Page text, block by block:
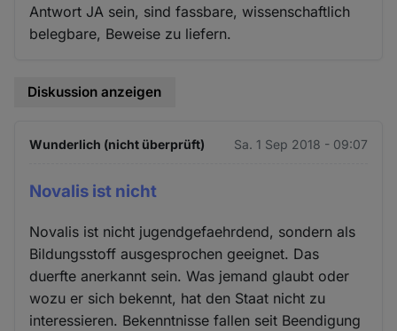
Antwort JA sein, sind fassbare, wissenschaftlich
belegbare, Beweise zu liefern.
Diskussion anzeigen
Wunderlich (nicht überprüft) Sa. 1 Sep 2018 - 09:07
Novalis ist nicht
Novalis ist nicht jugendgefaehrdend, sondern als
Bildungsstoff ausgesprochen geeignet. Das
duerfte anerkannt sein. Was jemand glaubt oder
wozu er sich bekennt, hat den Staat nicht zu
interessieren. Bekenntnisse fallen seit Beendigung